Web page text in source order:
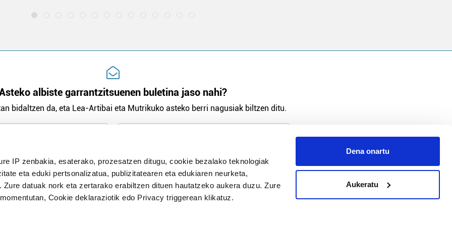
IP zenbakia, esaterako, prozesatzen ditugu, cookie bezalako teknologiak
eta eduki pertsonalizatua, publizitatearen eta edukiaren neurketa,
datuak nork eta zertarako erabiltzen dituen hautatzeko aukera duzu. Zure
Cookie deklaraziotik edo Privacy triggerean klikatuz.
Dena onartu
Aukeratu
albiste garrantzitsuenen buletina jaso nahi?
bidaltzen da, eta Lea-Artibai eta Mutrikuko asteko berri nagusiak biltzen ditu.
Harpidetu